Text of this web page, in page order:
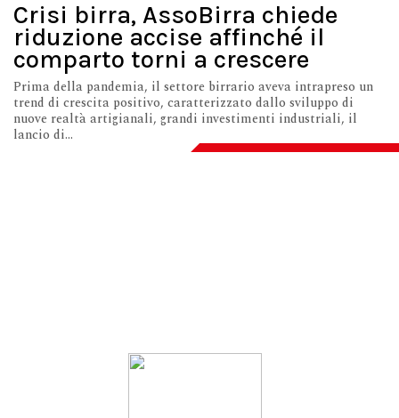
Crisi birra, AssoBirra chiede
riduzione accise affinché il
comparto torni a crescere
Prima della pandemia, il settore birrario aveva intrapreso un
trend di crescita positivo, caratterizzato dallo sviluppo di
nuove realtà artigianali, grandi investimenti industriali, il
lancio di...